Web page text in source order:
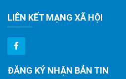
LIÊN KẾT MẠNG XÃ HỘI
ĐĂNG KÝ NHẬN BẢN TIN